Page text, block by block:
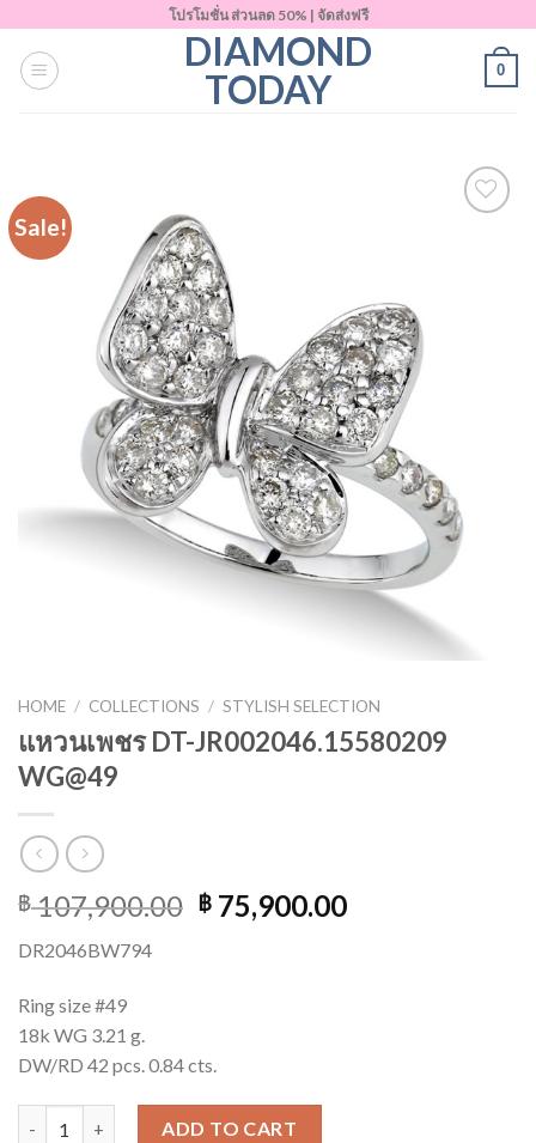
content
โปรโมชั่น ส่วนลด 50% | จัดส่งฟรี
DIAMOND
TODAY
0
Sale!
HOME / COLLECTIONS / STYLISH SELECTION
แหวนเพชร DT-JR002046.15580209
WG@49
฿107,900.00 ฿ 75,900.00
DR2046BW794
Ring size #49
18k WG 3.21 g.
DW/RD 42 pcs. 0.84 cts.
แหวนเพชร DT-JR002046.15580209 WG@49 quantity
ADD TO CART